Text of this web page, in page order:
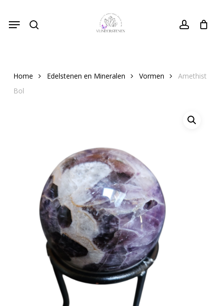
main
account
Menu Close
Cart
Home Edelstenen en Mineralen Vormen
Amethist
Bol